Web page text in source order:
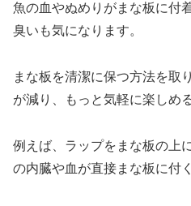
魚の血やぬめりがまな板に付
臭いも気になります。
まな板を清潔に保つ方法を取
が減り、もっと気軽に楽しめ
例えば、ラップをまな板の上
の内臓や血が直接まな板に付